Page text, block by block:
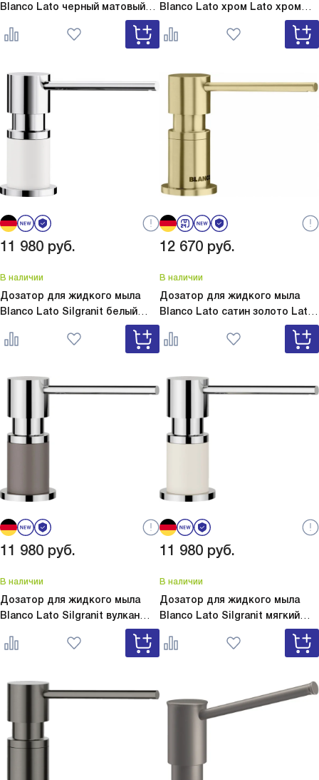
Blanco Lato черный матовый
Lato черный матовый 525789
Blanco Lato хром Lato хром
11 980 руб.
В наличии
Дозатор для жидкого мыла
Blanco Lato Silgranit белый
Lato Silgranit белый 525814
12 670 руб.
В наличии
Дозатор для жидкого мыла
Blanco Lato сатин золото Lato
11 980 руб.
В наличии
Дозатор для жидкого мыла
Blanco Lato Silgranit вулкан
Lato Silgranit вулкан
серый 526954
11 980 руб.
В наличии
Дозатор для жидкого мыла
Blanco Lato Silgranit мягкий
Lato Silgranit мягкий
белый 526955